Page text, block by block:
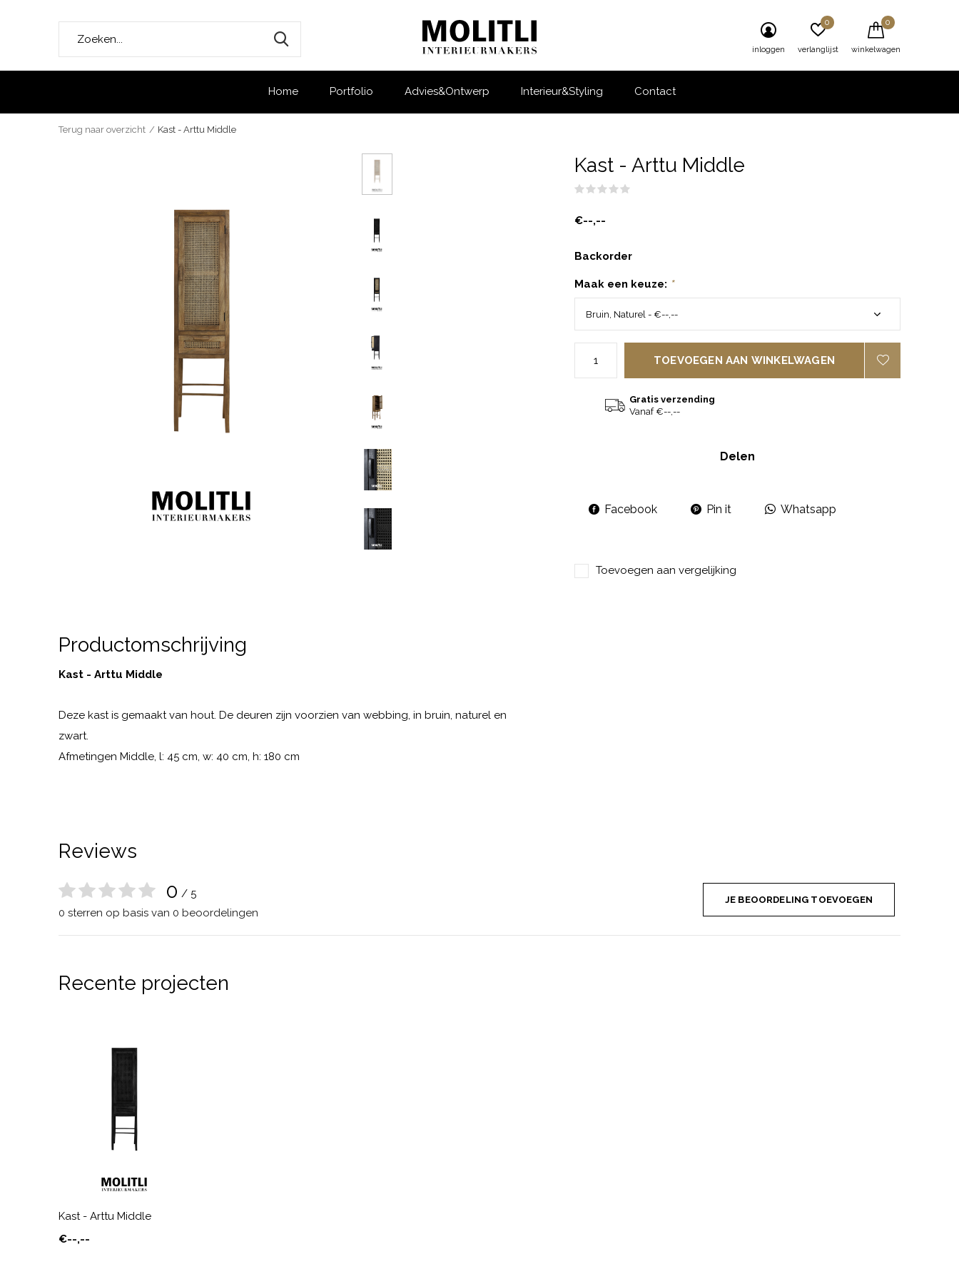
Home Portfolio Advies&Ontwerp Interieur&Styling Contact
inloggen verlanglijst
0
winkelwagen
0
Terug naar overzicht Kast - Arttu Middle
Kast - Arttu Middle
€--,--
Backorder
Maak een keuze: *
TOEVOEGEN AAN WINKELWAGEN
Gratis verzending
Vanaf €--,--
Delen
Facebook Pin it Whatsapp
Toevoegen aan vergelijking
Productomschrijving
Kast - Arttu Middle
Deze kast is gemaakt van hout. De deuren zijn voorzien van webbing, in bruin, naturel en
zwart.
Afmetingen Middle, l: 45 cm, w: 40 cm, h: 180 cm
Reviews
0 / 5
0 sterren op basis van 0 beoordelingen
JE BEOORDELING TOEVOEGEN
Recente projecten
Kast - Arttu Middle
€--,--